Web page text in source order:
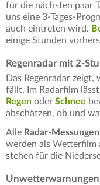
für die nächsten paar
uns eine 3-Tages-
auch eintreten wird.
einige Stunden
Regenradar mit 2-
Das Regenradar
fällt. Im Radarfilm
Regen oder Schnee
abschätzen, ob und
Alle Radar-
werden als Wetterfilm
stehen für die
Unwetterwarnungen